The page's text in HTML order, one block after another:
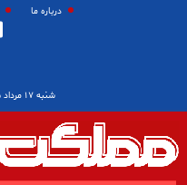
درباره ما
شنبه ۱۷ مرداد ۱۴۰۵